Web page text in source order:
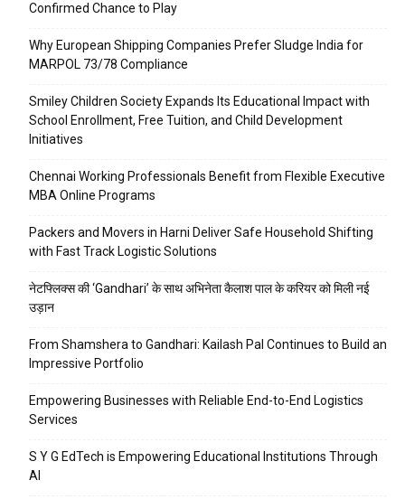
Confirmed Chance to Play
Why European Shipping Companies Prefer Sludge India for
MARPOL 73/78 Compliance
Smiley Children Society Expands Its Educational Impact with
School Enrollment, Free Tuition, and Child Development
Initiatives
Chennai Working Professionals Benefit from Flexible Executive
MBA Online Programs
Packers and Movers in Harni Deliver Safe Household Shifting
with Fast Track Logistic Solutions
नेटफ्लिक्स की ‘Gandhari’ के साथ अभिनेता कैलाश पाल के करियर को मिली नई
उड़ान
From Shamshera to Gandhari: Kailash Pal Continues to Build an
Impressive Portfolio
Empowering Businesses with Reliable End-to-End Logistics
Services
S Y G EdTech is Empowering Educational Institutions Through
AI